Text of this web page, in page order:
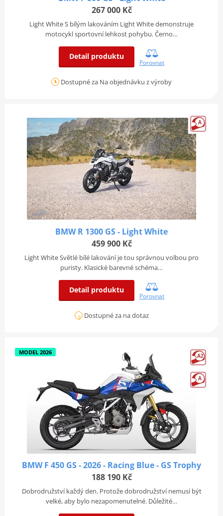
267 000 Kč
Light White S bílým lakováním Light White demonstruje
motocykl sportovní lehkost pohybu. Černo…
Detail produktu
Porovnat
Dostupné za Na objednávku z výroby
BMW R 1300 GS - Light White
459 900 Kč
Light White Světlé bílé lakování je tou správnou volbou pro
puristy. Klasické barevné schéma…
Detail produktu
Porovnat
Dostupné za na dotaz
MODEL 2026
BMW F 450 GS - 2026 - Racing Blue - GS Trophy
188 190 Kč
Dobrodružství každý den. Protože dobrodružství nemusí být
velké, aby bylo nezapomenutelné. Důležité…